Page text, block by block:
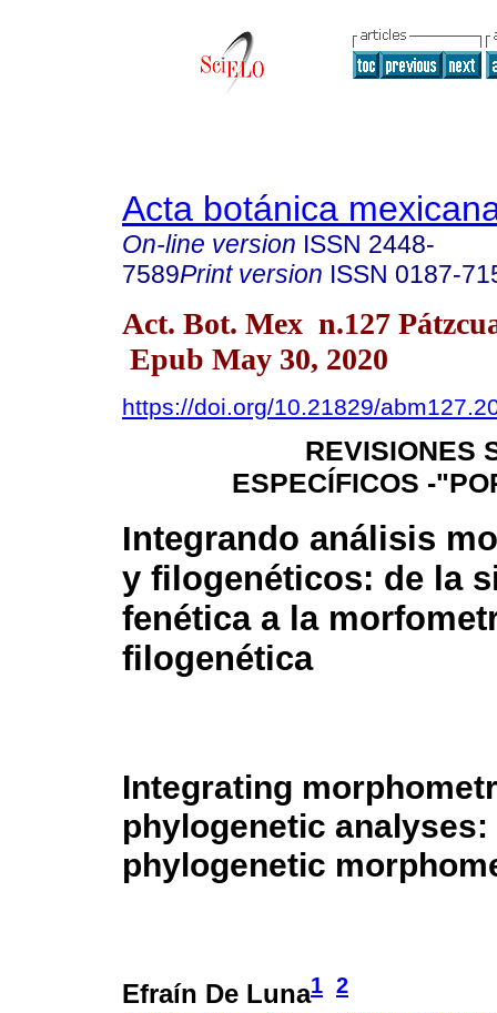
Acta botánica
On-line version ISSN 2448-
7589Print version ISSN 0187-
Act. Bot. Mex n.127
Epub May 30, 2020
https://doi.org/10.21829/
REVISIONES
ESPECÍFICOS -
Integrando análisis
y filogenéticos: de la
fenética a la
filogenética
Integrating
phylogenetic
phylogenetic
Efraín De Luna1 2